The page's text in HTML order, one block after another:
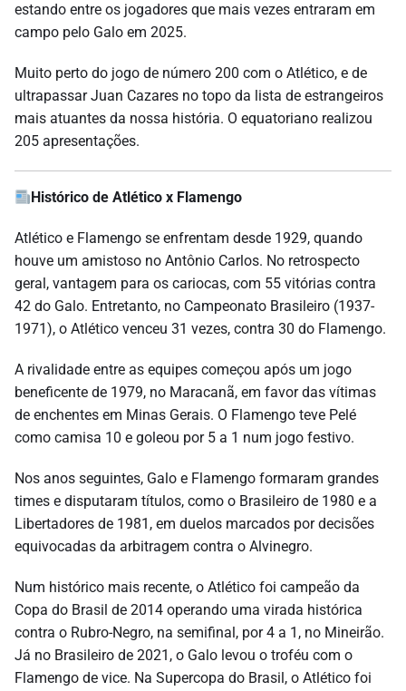
estando entre os jogadores que mais vezes entraram em
campo pelo Galo em 2025.
Muito perto do jogo de número 200 com o Atlético, e de
ultrapassar Juan Cazares no topo da lista de estrangeiros
mais atuantes da nossa história. O equatoriano realizou
205 apresentações.
Histórico de Atlético x Flamengo
Atlético e Flamengo se enfrentam desde 1929, quando
houve um amistoso no Antônio Carlos. No retrospecto
geral, vantagem para os cariocas, com 55 vitórias contra
42 do Galo. Entretanto, no Campeonato Brasileiro (1937-
1971), o Atlético venceu 31 vezes, contra 30 do Flamengo.
A rivalidade entre as equipes começou após um jogo
beneficente de 1979, no Maracanã, em favor das vítimas
de enchentes em Minas Gerais. O Flamengo teve Pelé
como camisa 10 e goleou por 5 a 1 num jogo festivo.
Nos anos seguintes, Galo e Flamengo formaram grandes
times e disputaram títulos, como o Brasileiro de 1980 e a
Libertadores de 1981, em duelos marcados por decisões
equivocadas da arbitragem contra o Alvinegro.
Num histórico mais recente, o Atlético foi campeão da
Copa do Brasil de 2014 operando uma virada histórica
contra o Rubro-Negro, na semifinal, por 4 a 1, no Mineirão.
Já no Brasileiro de 2021, o Galo levou o troféu com o
Flamengo de vice. Na Supercopa do Brasil, o Atlético foi